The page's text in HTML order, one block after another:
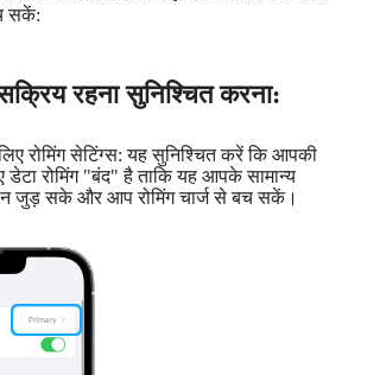
सकें:
रहना सुनिश्चित करना:
रोमिंग सेटिंग्स: यह सुनिश्चित करें कि आपकी
डेटा रोमिंग "बंद" है ताकि यह आपके सामान्य
न जुड़ सके और आप रोमिंग चार्ज से बच सकें।